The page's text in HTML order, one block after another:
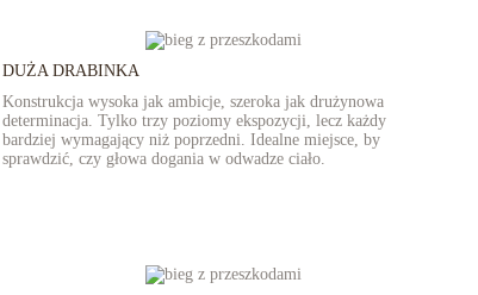
DUŻA DRABINKA
Konstrukcja wysoka jak ambicje, szeroka jak drużynowa
determinacja. Tylko trzy poziomy ekspozycji, lecz każdy
bardziej wymagający niż poprzedni. Idealne miejsce, by
sprawdzić, czy głowa dogania w odwadze ciało.